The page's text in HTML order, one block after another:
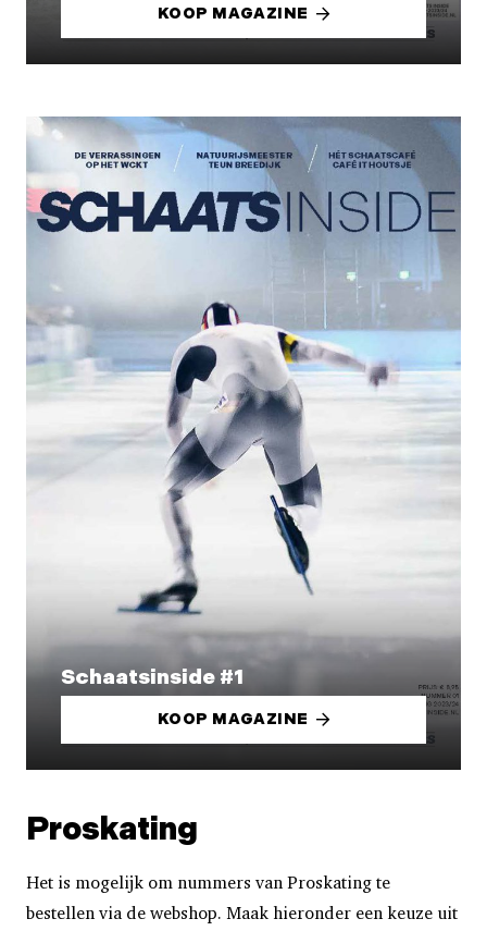
KOOP MAGAZINE
Schaatsinside #1
KOOP MAGAZINE
Proskating
Het is mogelijk om nummers van Proskating te
bestellen via de webshop. Maak hieronder een keuze uit